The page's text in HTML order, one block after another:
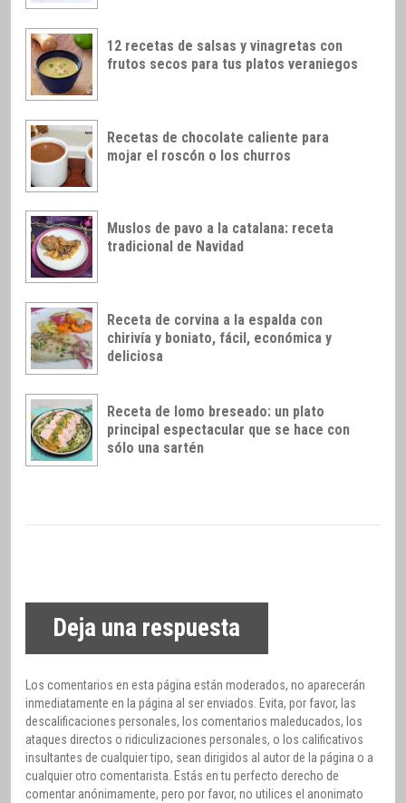
12 recetas de salsas y vinagretas con
frutos secos para tus platos veraniegos
Recetas de chocolate caliente para
mojar el roscón o los churros
Muslos de pavo a la catalana: receta
tradicional de Navidad
Receta de corvina a la espalda con
chirivía y boniato, fácil, económica y
deliciosa
Receta de lomo breseado: un plato
principal espectacular que se hace con
sólo una sartén
Deja una respuesta
Los comentarios en esta página están moderados, no aparecerán
inmediatamente en la página al ser enviados. Evita, por favor, las
descalificaciones personales, los comentarios maleducados, los
ataques directos o ridiculizaciones personales, o los calificativos
insultantes de cualquier tipo, sean dirigidos al autor de la página o a
cualquier otro comentarista. Estás en tu perfecto derecho de
comentar anónimamente, pero por favor, no utilices el anonimato